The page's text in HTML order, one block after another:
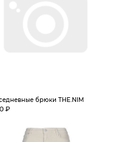
брюки THE.NIM
₽